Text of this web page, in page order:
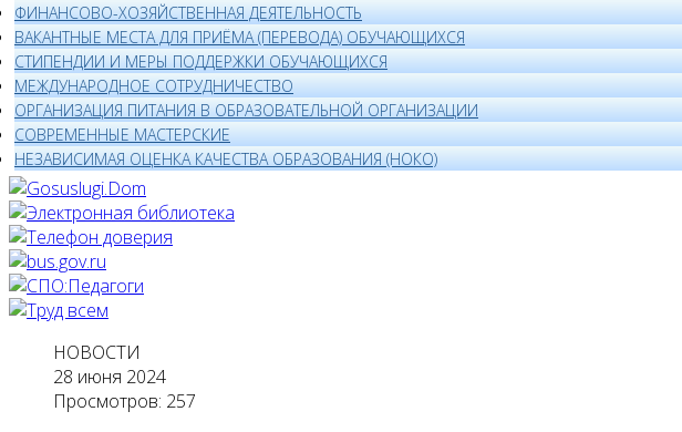
ФИНАНСОВО-ХОЗЯЙСТВЕННАЯ ДЕЯТЕЛЬНОСТЬ
ВАКАНТНЫЕ МЕСТА ДЛЯ ПРИЁМА (ПЕРЕВОДА) ОБУЧАЮЩИХСЯ
СТИПЕНДИИ И МЕРЫ ПОДДЕРЖКИ ОБУЧАЮЩИХСЯ
МЕЖДУНАРОДНОЕ СОТРУДНИЧЕСТВО
ОРГАНИЗАЦИЯ ПИТАНИЯ В ОБРАЗОВАТЕЛЬНОЙ ОРГАНИЗАЦИИ
СОВРЕМЕННЫЕ МАСТЕРСКИЕ
НЕЗАВИСИМАЯ ОЦЕНКА КАЧЕСТВА ОБРАЗОВАНИЯ (НОКО)
НОВОСТИ
28 июня 2024
Просмотров: 257